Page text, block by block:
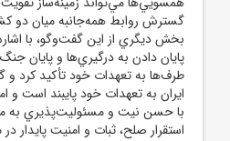
گسترش روابط همه‌جانبه ميان دو
بخش ديگري از اين گفت‌وگو، با
پايان دادن به درگيري‌ها و پايان
طرف‌ها به تعهدات خود تأکيد کرد
ايران به تعهدات خود پايبند است و
با حسن نيت و مسئوليت‌پذيري به
استقرار صلح، ثبات و امنيت پايدار